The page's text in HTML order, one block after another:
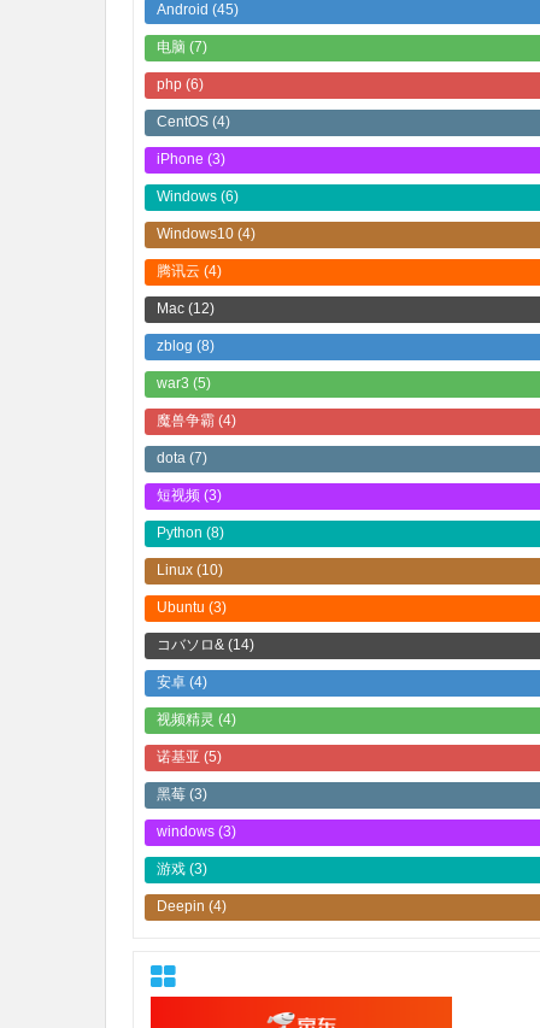
Android (45)
电脑 (7)
php (6)
CentOS (4)
iPhone (3)
Windows (6)
Windows10 (4)
腾讯云 (4)
Mac (12)
zblog (8)
war3 (5)
魔兽争霸 (4)
dota (7)
短视频 (3)
Python (8)
Linux (10)
Ubuntu (3)
コバソロ& (14)
安卓 (4)
视频精灵 (4)
诺基亚 (5)
黑莓 (3)
windows (3)
游戏 (3)
Deepin (4)